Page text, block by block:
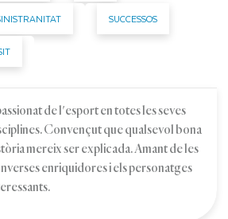
SUCCESSOS
de l'esport en totes les seves
Convençut que qualsevol bona
mereix ser explicada. Amant de les
enriquidores i els personatges